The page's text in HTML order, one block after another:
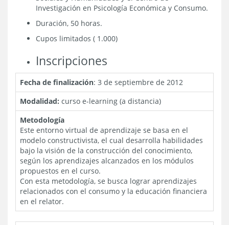
Investigación en Psicología Económica y Consumo.
Duración, 50 horas.
Cupos limitados ( 1.000)
Inscripciones
Fecha de finalización: 3 de septiembre de 2012
Modalidad: curso e-learning (a distancia)
Metodología
Este entorno virtual de aprendizaje se basa en el
modelo constructivista, el cual desarrolla habilidades
bajo la visión de la construcción del conocimiento,
según los aprendizajes alcanzados en los módulos
propuestos en el curso.
Con esta metodología, se busca lograr aprendizajes
relacionados con el consumo y la educación financiera
en el relator.